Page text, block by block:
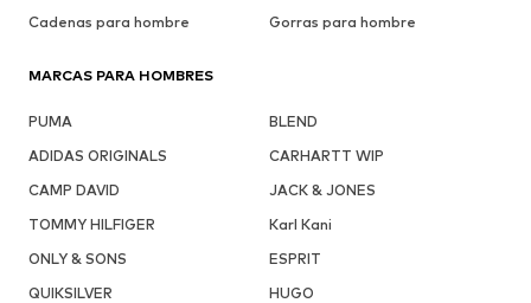
Cadenas para hombre
Gorras para hombre
MARCAS PARA HOMBRES
PUMA
BLEND
ADIDAS ORIGINALS
CARHARTT WIP
CAMP DAVID
JACK & JONES
TOMMY HILFIGER
Karl Kani
ONLY & SONS
ESPRIT
QUIKSILVER
HUGO